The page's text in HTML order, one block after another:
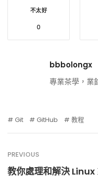
不太好
0
bbbolongx
專業茶學，業
Git GitHub 教程
PREVIOUS
教你處理和解決